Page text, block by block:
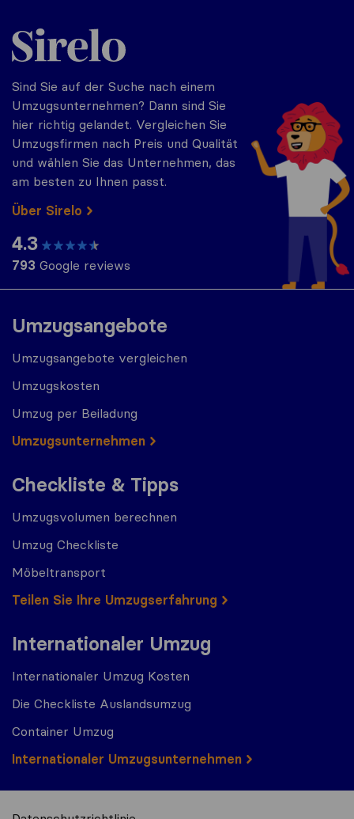
Umzugsangebote
Umzugsangebote vergleichen
Umzugskosten
Umzug per Beiladung
Umzugs​​unternehmen
Checkliste & Tipps
Umzugsvolumen berechnen
Umzug Checkliste
Möbeltransport
Teilen Sie Ihre Umzugserfahrung
Internationaler Umzug
Internationaler Umzug Kosten
Die Checkliste Auslandsumzug
Container Umzug
Internationaler Umzugsunternehmen
Sirelo.at
Sind Sie auf der Suche nach einem
Umzugsunternehmen? Dann sind Sie
hier richtig gelandet. Vergleichen Sie
Umzugsfirmen nach Preis und Qualität
und wählen Sie das Unternehmen, das
am besten zu Ihnen passt.
Über Sirelo
4.3
793 Google reviews